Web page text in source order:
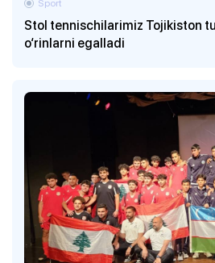
Stol tennischilarimiz Tojikiston
o‘rinlarni egalladi
Sport